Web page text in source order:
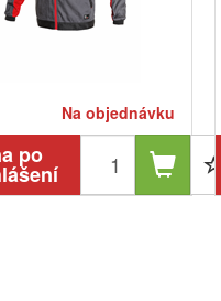
Na objednávku
po